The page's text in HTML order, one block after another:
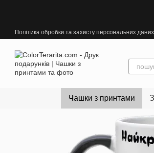
Політика обробки та захисту персональних даних
Чашки з принтами